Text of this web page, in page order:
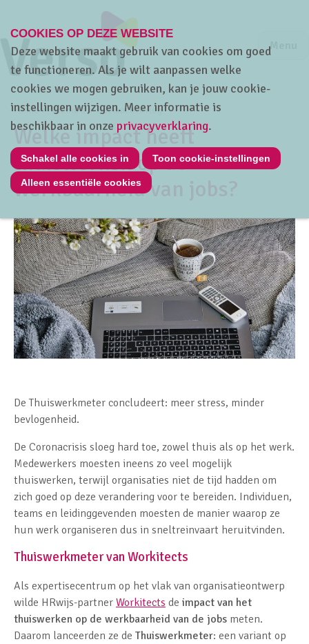
Jump
Menu
Home Thema's Sociaal overleg
Welke impact heeft
thuiswerken op de
werkbaarheid van jobs?
De Thuiswerkmeter concludeert: meer stress, minder
bevlogenheid.
De Coronacrisis sloeg hard toe, zowel thuis als op het werk.
Medewerkers moesten ineens zo veel mogelijk
thuiswerken, terwijl organisaties niet de tijd hadden om
zich goed op deze verandering voor te bereiden. Individuen,
teams en leidinggevenden moesten de manier waarop ze
hun werk organiseren dus in sneltreinvaart heruitvinden.
Thuiswerkmeter van Workitects
Als expertisecentrum op het vlak van organisatieontwerp
wilde HRwijs-partner Workitects de impact van het
thuiswerken op de werkbaarheid van de jobs meten.
Daarom lanceerden ze de Thuiswerkmeter: een variant op
COOKIES OP DEZE WEBSITE
Deze website maakt gebruik van cookies om goed
te functioneren. Als je wilt aanpassen welke
cookies we mogen gebruiken, kan je jouw cookie-
instellingen wijzigen. Meer informatie is
beschikbaar in onze privacyverklaring.
Schakel alle cookies in Toon cookie-instellingen
Alleen essentiële cookies